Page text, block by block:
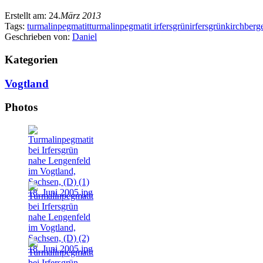
Erstellt am: 24.März 2013
Tags: turmalinpegmatitturmalinpegmatit irfersgrünirfersgrün
Geschrieben von: Daniel
Kategorien
Vogtland
Photos